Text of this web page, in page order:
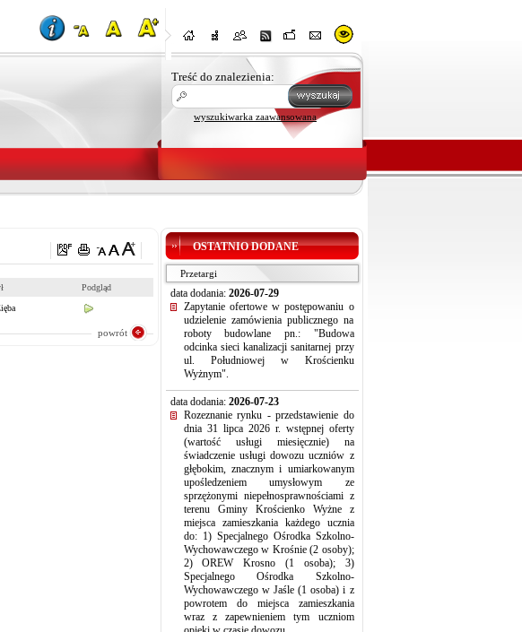
Treść do znalezienia:
wyszukiwarka zaawansowana
Podgląd
powrót
OSTATNIO DODANE
Przetargi
data dodania: 2026-07-29
Zapytanie ofertowe w postępowaniu o
udzielenie zamówienia publicznego na
roboty budowlane pn.: "Budowa
odcinka sieci kanalizacji sanitarnej przy
ul. Południowej w Krościenku
Wyżnym".
data dodania: 2026-07-23
Rozeznanie rynku - przedstawienie do
dnia 31 lipca 2026 r. wstępnej oferty
(wartość usługi miesięcznie) na
świadczenie usługi dowozu uczniów z
głębokim, znacznym i umiarkowanym
upośledzeniem umysłowym ze
sprzężonymi niepełnosprawnościami z
terenu Gminy Krościenko Wyżne z
miejsca zamieszkania każdego ucznia
do: 1) Specjalnego Ośrodka Szkolno-
Wychowawczego w Krośnie (2 osoby);
2) OREW Krosno (1 osoba); 3)
Specjalnego Ośrodka Szkolno-
Wychowawczego w Jaśle (1 osoba) i z
powrotem do miejsca zamieszkania
wraz z zapewnieniem tym uczniom